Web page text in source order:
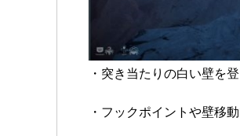
・突き当たりの白い壁を
・フックポイントや壁移